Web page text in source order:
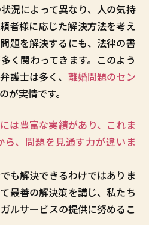
況によって異なり、人の気持
者様に応じた解決方法を考え
題を解決するにも、法律の書
く関わってきます。このよう
護士は多く、 離婚問題のセン
のが実情です。
は豊富な実績があり、これま
、問題を見通す力が違いま
も解決できるわけではありま
最善の解決策を講じ、私たち
ルサービスの提供に努めるこ